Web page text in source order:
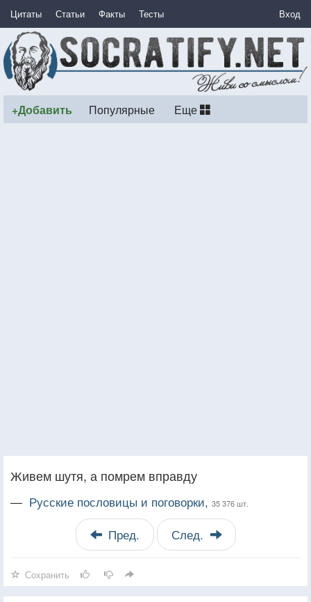
Цитаты Статьи Факты Тесты Вход
+Добавить Популярные Еще
Живем шутя, а помрем вправду
— Русские пословицы и поговорки, 35 376 шт.
Пред. След.
Сохранить